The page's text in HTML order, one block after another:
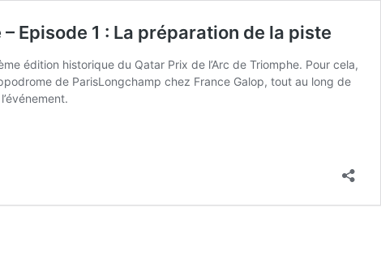
Episode 1 : La préparation de la piste
édition historique du Qatar Prix de l’Arc de Triomphe. Pour cela,
de ParisLongchamp chez France Galop, tout au long de